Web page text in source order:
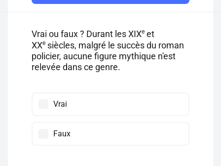
Vrai ou faux ? Durant les XIXe et
XXe siècles, malgré le succès du roman
policier, aucune figure mythique n'est
relevée dans ce genre.
Vrai
Faux